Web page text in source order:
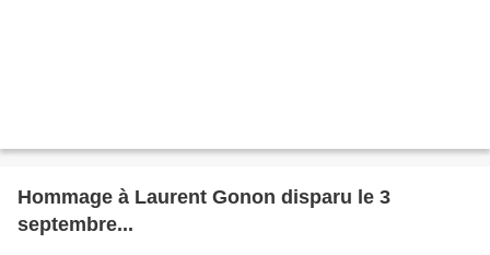
Hommage à Laurent Gonon disparu le 3
septembre...